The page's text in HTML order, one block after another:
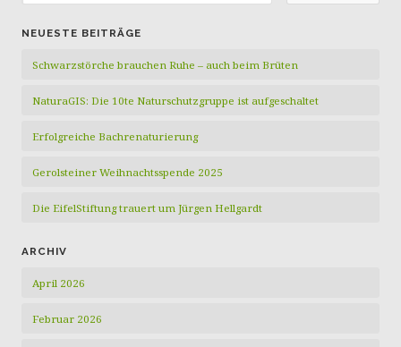
NEUESTE BEITRÄGE
Schwarzstörche brauchen Ruhe – auch beim Brüten
NaturaGIS: Die 10te Naturschutzgruppe ist aufgeschaltet
Erfolgreiche Bachrenaturierung
Gerolsteiner Weihnachtsspende 2025
Die EifelStiftung trauert um Jürgen Hellgardt
ARCHIV
April 2026
Februar 2026